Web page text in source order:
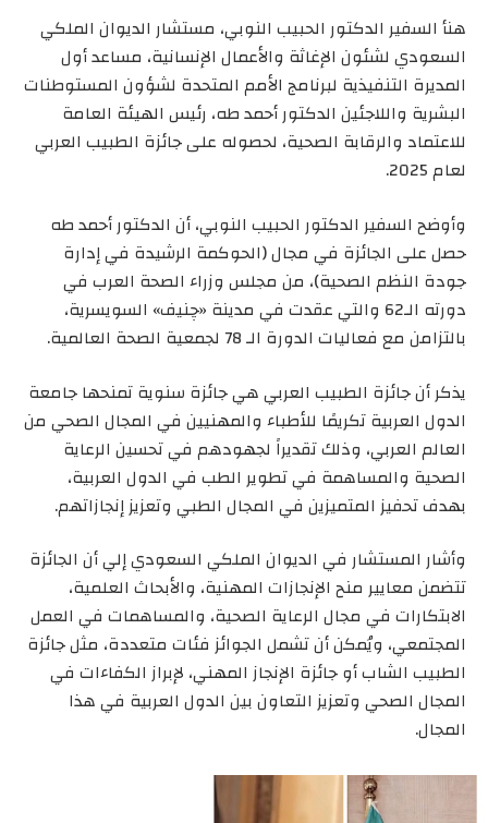
هنأ السفير الدكتور الحبيب النوبي، مستشار الديوان الملكي
السعودي لشئون الإغاثة والأعمال الإنسانية، مساعد أول
المديرة التنفيذية لبرنامج الأمم المتحدة لشؤون المستوطنات
البشرية واللاجئين الدكتور أحمد طه، رئيس الهيئة العامة
للاعتماد والرقابة الصحية، لحصوله على جائزة الطبيب العربي
لعام 2025.
وأوضح السفير الدكتور الحبيب النوبي، أن الدكتور أحمد طه
حصل على الجائزة في مجال (الحوكمة الرشيدة في إدارة
جودة النظم الصحية)، من مجلس وزراء الصحة العرب في
دورته الـ62 والتي عقدت في مدينة «چنيف» السويسرية،
بالتزامن مع فعاليات الدورة الـ 78 لجمعية الصحة العالمية.
يذكر أن جائزة الطبيب العربي هي جائزة سنوية تمنحها جامعة
الدول العربية تكريمًا للأطباء والمهنيين في المجال الصحي من
العالم العربي، وذلك تقديراً لجهودهم في تحسين الرعاية
الصحية والمساهمة في تطوير الطب في الدول العربية،
بهدف تحفيز المتميزين في المجال الطبي وتعزيز إنجازاتهم.
وأشار المستشار في الديوان الملكي السعودي إلي أن الجائزة
تتضمن معايير منح الإنجازات المهنية، والأبحاث العلمية،
الابتكارات في مجال الرعاية الصحية، والمساهمات في العمل
المجتمعي، ويُمكن أن تشمل الجوائز فئات متعددة، مثل جائزة
الطبيب الشاب أو جائزة الإنجاز المهني، لإبراز الكفاءات في
المجال الصحي وتعزيز التعاون بين الدول العربية في هذا
المجال.